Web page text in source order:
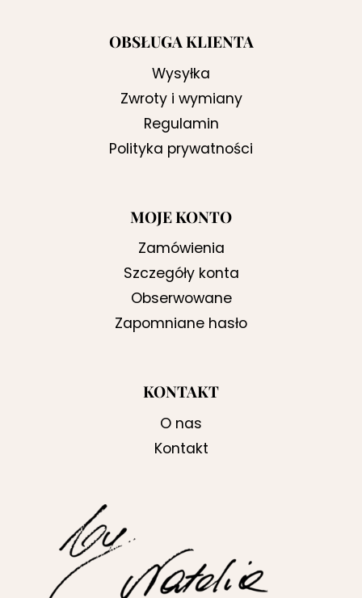
OBSŁUGA KLIENTA
Wysyłka
Zwroty i wymiany
Regulamin
Polityka prywatności
MOJE KONTO
Zamówienia
Szczegóły konta
Obserwowane
Zapomniane hasło
KONTAKT
O nas
Kontakt